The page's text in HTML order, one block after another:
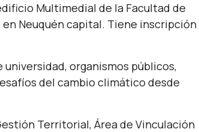
Multimedial de la Facultad de
en Neuquén capital. Tiene inscripción
organismos públicos,
del cambio climático desde
Territorial, Área de Vinculación